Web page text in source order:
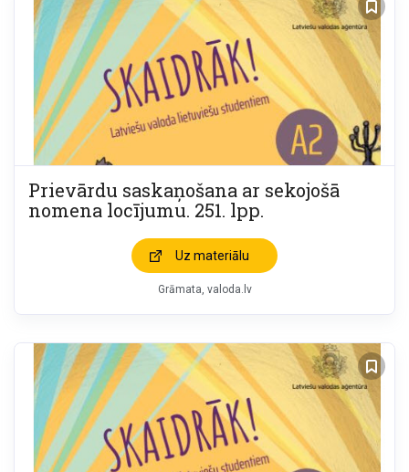
Prievārdu saskaņošana ar sekojošā
nomena locījumu. 251. lpp.
Uz materiālu
Grāmata valoda.lv